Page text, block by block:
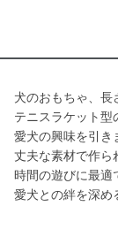
犬のおもちゃ、長
テニスラケット型
愛犬の興味を引き
丈夫な素材で作ら
時間の遊びに最適
愛犬との絆を深め